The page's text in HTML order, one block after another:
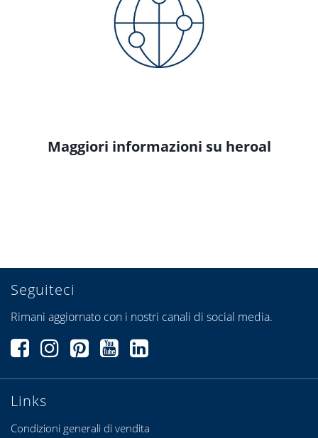
Maggiori informazioni su heroal
Links
Condizioni generali di vendita
Seguiteci
Rimani aggiornato con i nostri canali di social media.